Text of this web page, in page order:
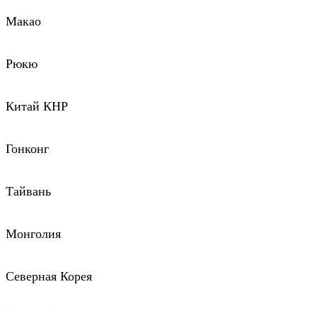
Макао
Рюкю
Китай КНР
Гонконг
Тайвань
Монголия
Северная Корея